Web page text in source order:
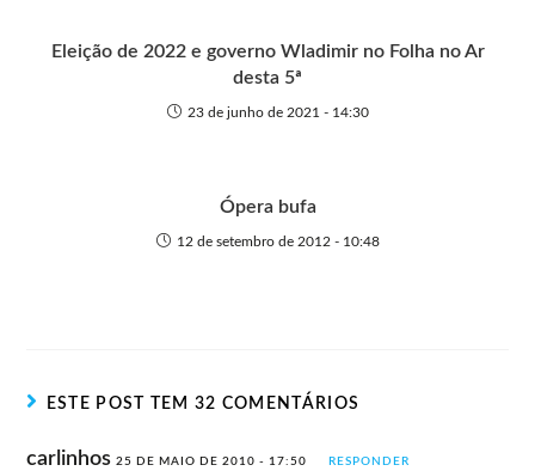
Eleição de 2022 e governo Wladimir no Folha no Ar
desta 5ª
23 de junho de 2021 - 14:30
Ópera bufa
12 de setembro de 2012 - 10:48
ESTE POST TEM 32 COMENTÁRIOS
carlinhos25 DE MAIO DE 2010 - 17:50 RESPONDER